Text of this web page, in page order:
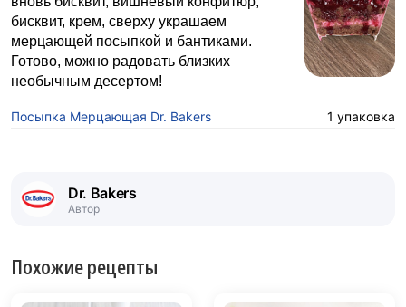
бисквит, крем, сверху украшаем
мерцающей посыпкой и бантиками.
Готово, можно радовать близких
необычным десертом!
Посыпка Мерцающая Dr. Bakers 1 упаковка
Dr. Bakers
Автор
Похожие рецепты